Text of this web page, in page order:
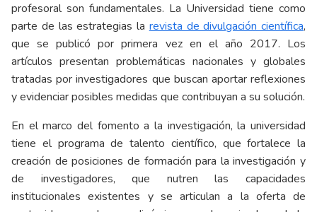
profesoral son fundamentales. La Universidad tiene como
parte de las estrategias la revista de divulgación científica,
que se publicó por primera vez en el año 2017. Los
artículos presentan problemáticas nacionales y globales
tratadas por investigadores que buscan aportar reflexiones
y evidenciar posibles medidas que contribuyan a su solución.
En el marco del fomento a la investigación, la universidad
tiene el programa de talento científico, que fortalece la
creación de posiciones de formación para la investigación y
de investigadores, que nutren las capacidades
institucionales existentes y se articulan a la oferta de